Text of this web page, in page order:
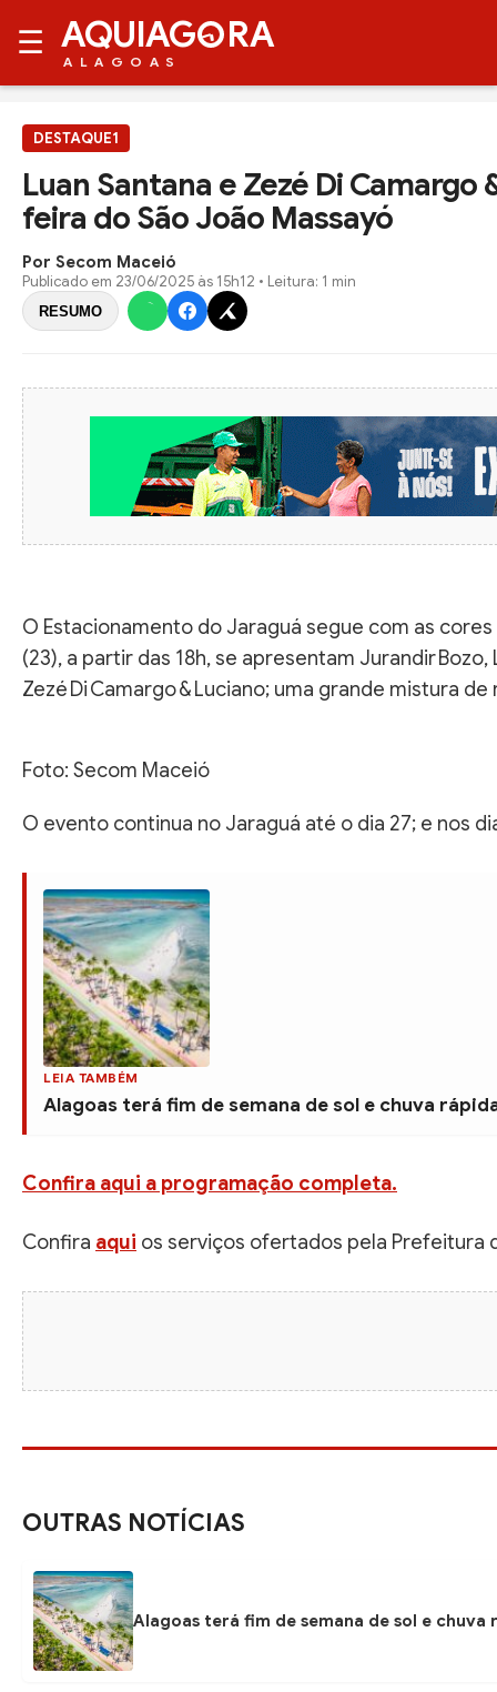
☰ AQUIAG RA
ALAGOAS
DESTAQUE1
Luan Santana e Zezé Di
feira do São João Massayó
Por Secom Maceió
Publicado em 23/06/2025 às 15h12 • Leitura: 1 min
RESUMO
O Estacionamento do Jaraguá segue com as
(23), a partir das 18h, se apresentam Jurandir Bozo,
Zezé Di Camargo & Luciano; uma grande mistura de
Foto: Secom Maceió
O evento continua no Jaraguá até o dia 27; e nos
LEIA TAMBÉM
Alagoas terá fim de semana de sol e chuva
Confira aqui a programação completa.
Confira aqui os serviços ofertados pela Prefeitura
OUTRAS NOTÍCIAS
Alagoas terá fim de semana de sol e